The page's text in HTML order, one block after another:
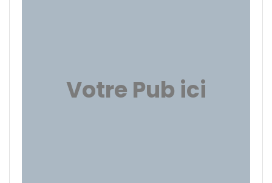
Votre Pub ici